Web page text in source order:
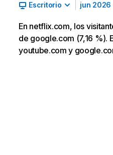
Escritorio jun 2026
En netflix.com, los
de google.com (7,16 %).
youtube.com y